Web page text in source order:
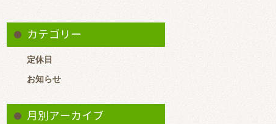
カテゴリー
定休日
お知らせ
月別アーカイブ